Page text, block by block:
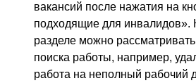
вакансий после нажатия на
подходящие для инвалидов».
разделе можно
поиска работы, например,
работа на неполный рабочий